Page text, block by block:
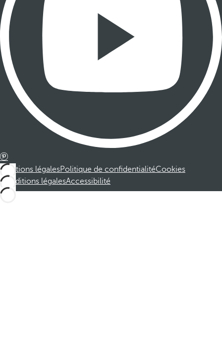
Mentions légalesPolitique de confidentialitéCookies
Conditions légalesAccessibilité